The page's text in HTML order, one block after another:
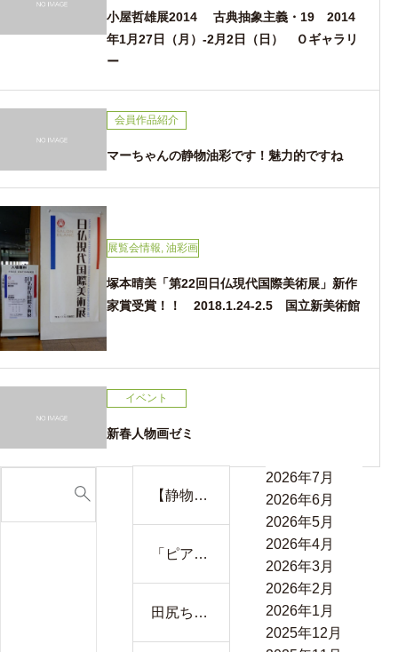
小屋哲雄展2014 古典抽象主義・19 2014
年1月27日（月）-2月2日（日） Ｏギャラリ
ー
会員作品紹介
マーちゃんの静物油彩です！魅力的ですね
展覧会情報, 油彩画
塚本晴美「第22回日仏現代国際美術展」新作
家賞受賞！！ 2018.1.24-2.5 国立新美術館
イベント
新春人物画ゼミ
【静物と
彩画 ―
室内の穏
やかさと
「ピアノ
背中──
マチコさ
田尻ちゃ
2026年7月
2026年6月
2026年5月
2026年4月
2026年3月
2026年2月
2026年1月
2025年12月